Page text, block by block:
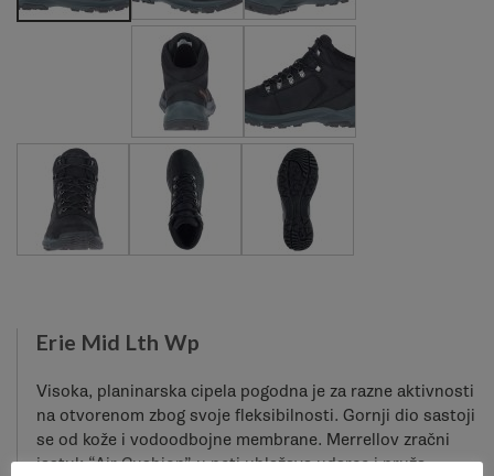
Erie Mid Lth Wp
Visoka, planinarska cipela pogodna je za razne aktivnosti
na otvorenom zbog svoje fleksibilnosti. Gornji dio sastoji
se od kože i vodoodbojne membrane. Merrellov zračni
jastuk “Air Cushion” u peti ublažava udarce i pruža